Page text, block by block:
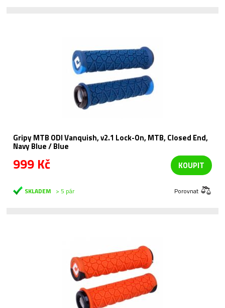
Gripy MTB ODI Vanquish, v2.1 Lock-On, MTB, Closed End,
Navy Blue / Blue
999 Kč KOUPIT
SKLADEM > 5 pár Porovnat